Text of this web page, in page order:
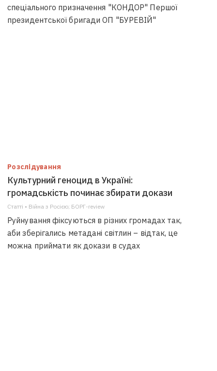
спеціального призначення "КОНДОР" Першої
президентської бригади ОП "БУРЕВІЙ"
Розслідування
Культурний геноцид в Україні:
громадськість починає збирати докази
Статті • Війна з Росією; БОРГ-review
Руйнування фіксуються в різних громадах так,
аби зберігались метадані світлин – відтак, це
можна приймати як докази в судах